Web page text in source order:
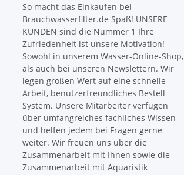
So macht das Einkaufen bei
Brauchwasserfilter.de Spaß! UNSERE
KUNDEN sind die Nummer 1 Ihre
Zufriedenheit ist unsere Motivation!
Sowohl in unserem Wasser-Online-Shop,
als auch bei unseren Newslettern. Wir
legen großen Wert auf eine schnelle
Arbeit, benutzerfreundliches Bestell
System. Unsere Mitarbeiter verfügen
über umfangreiches fachliches Wissen
und helfen jedem bei Fragen gerne
weiter. Wir freuen uns über die
Zusammenarbeit mit Ihnen sowie die
Zusammenarbeit mit Aquaristik